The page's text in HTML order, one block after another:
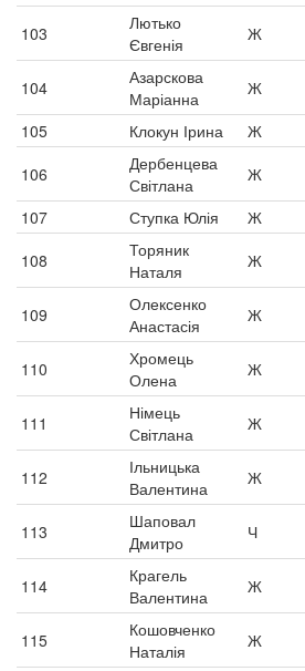
103
Лютько
Євгенія
Ж
104
Азарскова
Маріанна
Ж
105
Клокун Ірина Ж
106
Дербенцева
Світлана
Ж
107
Ступка Юлія Ж
108
Торяник
Наталя
Ж
109
Олексенко
Анастасія
Ж
110
Хромець
Олена
Ж
111
Німець
Світлана
Ж
112
Ільницька
Валентина
Ж
113
Шаповал
Дмитро
Ч
114
Крагель
Валентина
Ж
115
Кошовченко
Наталія
Ж